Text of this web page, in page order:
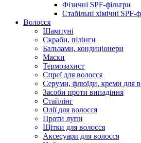
Фізичні SPF-фільтри
Стабільні хімічні SPF-
Волосся
Шампуні
Скраби, пілінги
Бальзами, кондиціонери
Маски
Термозахист
Спреї для волосся
Серуми, флюїди, креми для
Засоби проти випадіння
Стайлінг
Олії для волосся
Проти лупи
Щітки для волосся
Аксесуари для волосся